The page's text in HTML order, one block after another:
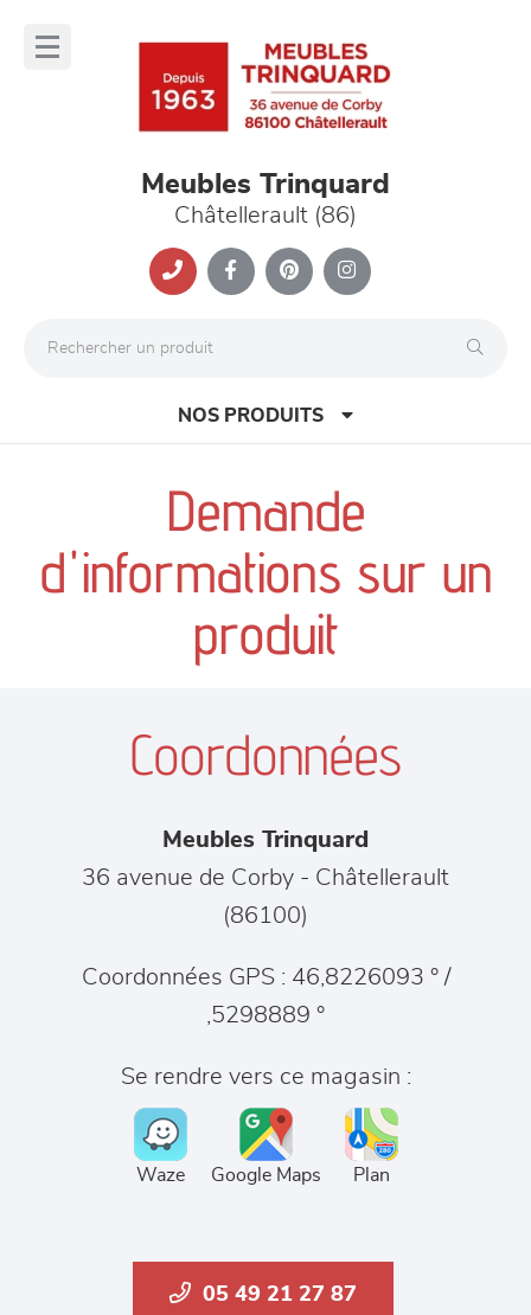
Meubles Trinquard
Châtellerault (86)
NOS PRODUITS
canapés et fauteuils
séjours
meubles de complément
chambres et dressing
décoration
Demande
d'informations sur un
produit
Coordonnées
Meubles Trinquard
36 avenue de Corby - Châtellerault
(86100)
Coordonnées GPS : 46,8226093 ° /
,5298889 °
Se rendre vers ce magasin :
Waze Google Maps Plan
05 49 21 27 87